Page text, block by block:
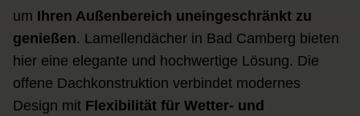
um Ihren Außenbereich uneingeschränkt zu
genießen. Lamellendächer in Bad Camberg bieten
hier eine elegante und hochwertige Lösung. Die
offene Dachkonstruktion verbindet modernes
Design mit Flexibilität für Wetter- und